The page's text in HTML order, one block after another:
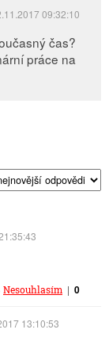
09:32:10
čas?
práce na
Nesouhlasím | 0
13:10:53